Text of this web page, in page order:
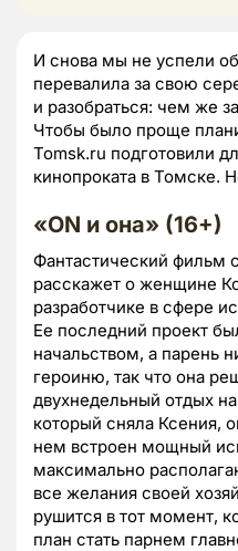
И снова мы не успели
перевалила за свою
и разобраться: чем же
Чтобы было проще
Tomsk.ru подготовили
кинопроката в Томске.
«ON и она» (16+)
Фантастический фильм
расскажет о женщине
разработчике в сфере
Ее последний проект
начальством, а парень
героиню, так что она
двухнедельный отдых
который сняла Ксения,
нем встроен мощный
максимально
все желания своей
рушится в тот момент,
план стать парнем